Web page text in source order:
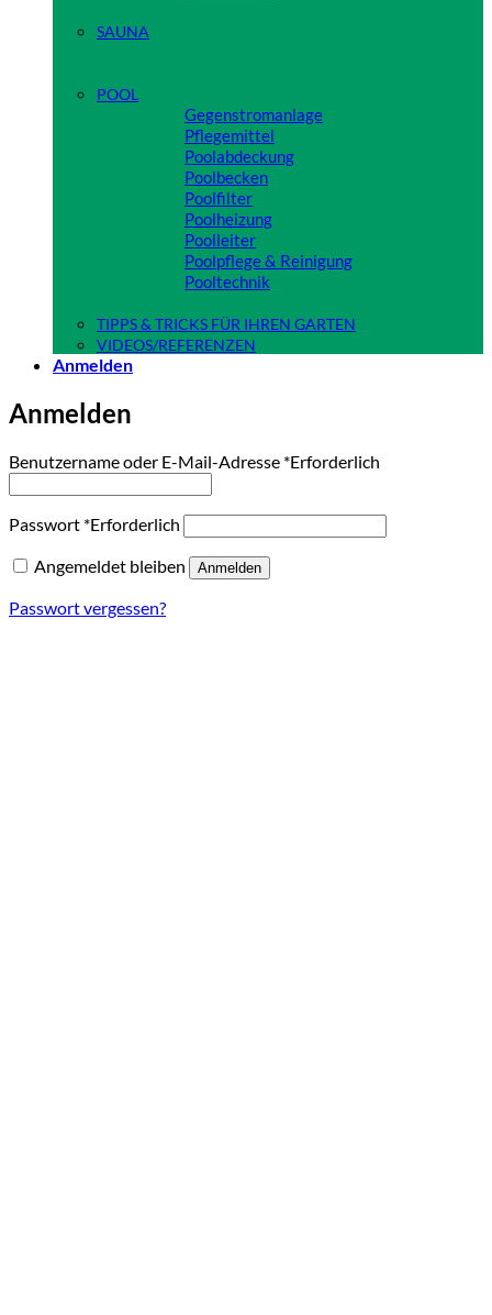
SAUNA
POOL
Gegenstromanlage
Pflegemittel
Poolabdeckung
Poolbecken
Poolfilter
Poolheizung
Poolleiter
Poolpflege & Reinigung
Pooltechnik
TIPPS & TRICKS FÜR IHREN GARTEN
VIDEOS/REFERENZEN
Anmelden
Anmelden
Benutzername oder E-Mail-Adresse *Erforderlich
Passwort *Erforderlich
Angemeldet bleiben
Anmelden
Passwort vergessen?